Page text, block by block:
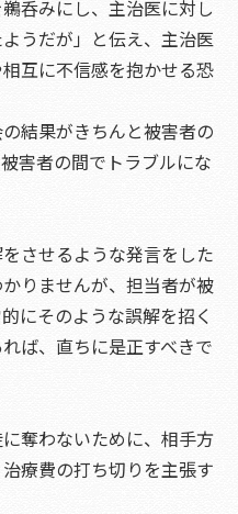
呑みにし、主治医に対し
うだが」と伝え、主治医
互に不信感を抱かせる恐
結果がきちんと被害者の
害者の間でトラブルにな
させるような発言をした
りませんが、担当者が被
にそのような誤解を招く
ば、直ちに是正すべきで
奪わないために、相手方
療費の打ち切りを主張す